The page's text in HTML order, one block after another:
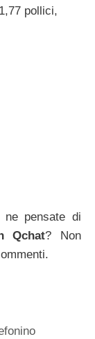
pollici,
pensate di
Qchat? Non